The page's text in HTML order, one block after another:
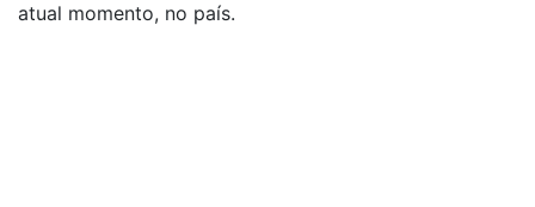
atual momento, no país.